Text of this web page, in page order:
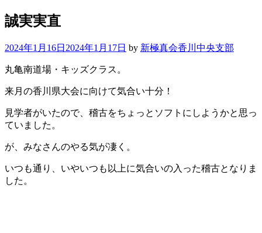
誠実実直
2024年1月16日 2024年1月17日 by 新極真会香川中央支部
丸亀南道場・キッズクラス。
来月の香川県大会に向けて気合い十分！
見学者がいたので、稽古をちょっとソフトにしようかと思っ
ていました。
が、みなさんのやる気が凄く。
いつも通り、いやいつも以上に気合いの入った稽古となりま
した。